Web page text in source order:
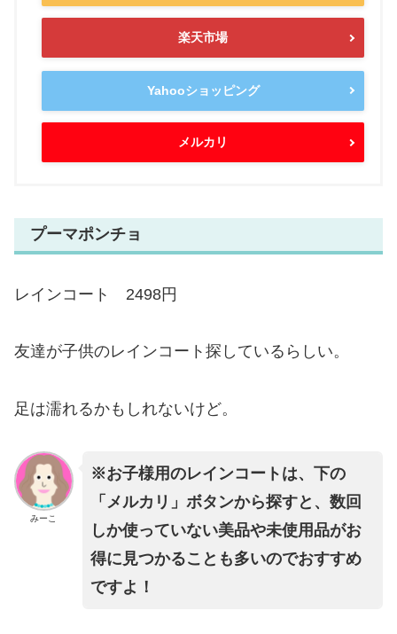
楽天市場
Yahooショッピング
メルカリ
プーマポンチョ
レインコート 2498円
友達が子供のレインコート探しているらしい。
足は濡れるかもしれないけど。
みーこ
※お子様用のレインコートは、下の
「メルカリ」ボタンから探すと、数回
しか使っていない美品や未使用品がお
得に見つかることも多いのでおすすめ
ですよ！